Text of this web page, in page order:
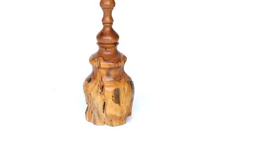
TOEVOEGEN AAN WINKELWAGEN
/